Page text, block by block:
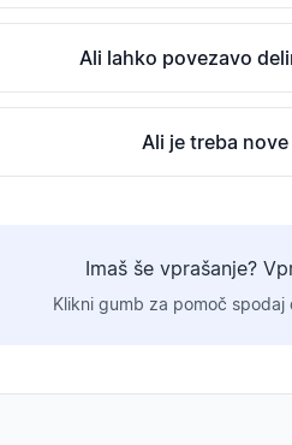
Ali lahko povezavo
Ali je treba
Imaš še vprašanje?
Klikni gumb za pomoč